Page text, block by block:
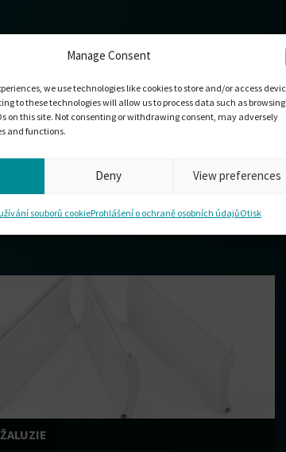
Manage Consent
we use technologies like cookies to store and/or access
to these technologies will allow us to process data such as browsing
on this site. Not consenting or withdrawing consent, may adversely
and functions.
Deny View preferences
souborů cookieProhlášení o ochraně osobních údajůOtisk